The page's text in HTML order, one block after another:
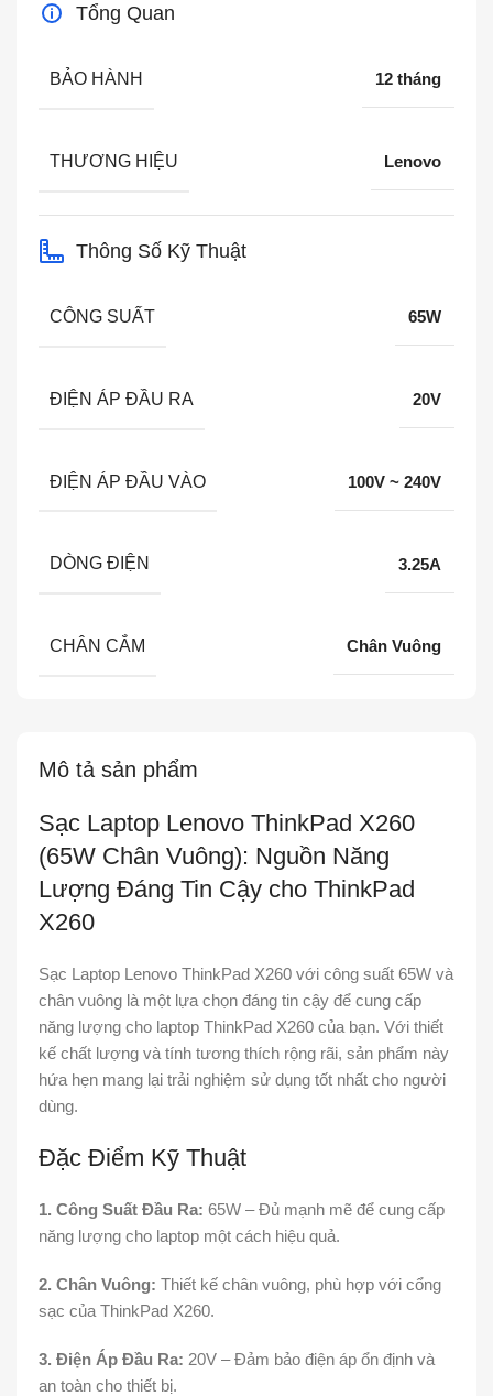
Mô tả sản phẩm
Sạc Laptop Lenovo ThinkPad X260
(65W Chân Vuông): Nguồn Năng
Lượng Đáng Tin Cậy cho ThinkPad
X260
Sạc Laptop Lenovo ThinkPad X260 với công suất 65W và
chân vuông là một lựa chọn đáng tin cậy để cung cấp
năng lượng cho laptop ThinkPad X260 của bạn. Với thiết
kế chất lượng và tính tương thích rộng rãi, sản phẩm này
hứa hẹn mang lại trải nghiệm sử dụng tốt nhất cho người
dùng.
Đặc Điểm Kỹ Thuật
1. Công Suất Đầu Ra: 65W – Đủ mạnh mẽ để cung cấp
năng lượng cho laptop một cách hiệu quả.
2. Chân Vuông: Thiết kế chân vuông, phù hợp với cổng
sạc của ThinkPad X260.
3. Điện Áp Đầu Ra: 20V – Đảm bảo điện áp ổn định và
an toàn cho thiết bị.
Tổng Quan
BẢO HÀNH 12 tháng
THƯƠNG HIỆU Lenovo
Thông Số Kỹ Thuật
CÔNG SUẤT 65W
ĐIỆN ÁP ĐẦU RA 20V
ĐIỆN ÁP ĐẦU VÀO 100V ~ 240V
DÒNG ĐIỆN 3.25A
CHÂN CẮM Chân Vuông